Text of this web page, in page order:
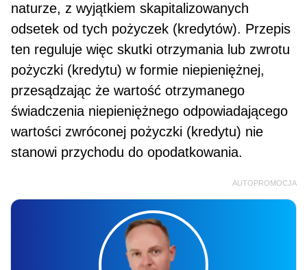
naturze, z wyjątkiem skapitalizowanych
odsetek od tych pożyczek (kredytów). Przepis
ten reguluje więc skutki otrzymania lub zwrotu
pożyczki (kredytu) w formie niepieniężnej,
przesądzając że wartość otrzymanego
świadczenia niepieniężnego odpowiadającego
wartości zwróconej pożyczki (kredytu) nie
stanowi przychodu do opodatkowania.
AUTOPROMOCJA